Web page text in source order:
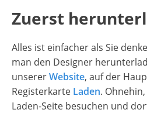
Zuerst
Alles ist einfacher als Sie
man den Designer
unsererWebsite, auf der
Registerkarte Laden.
Laden-Seite besuchen und